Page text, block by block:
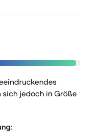
sich jedoch in Größe